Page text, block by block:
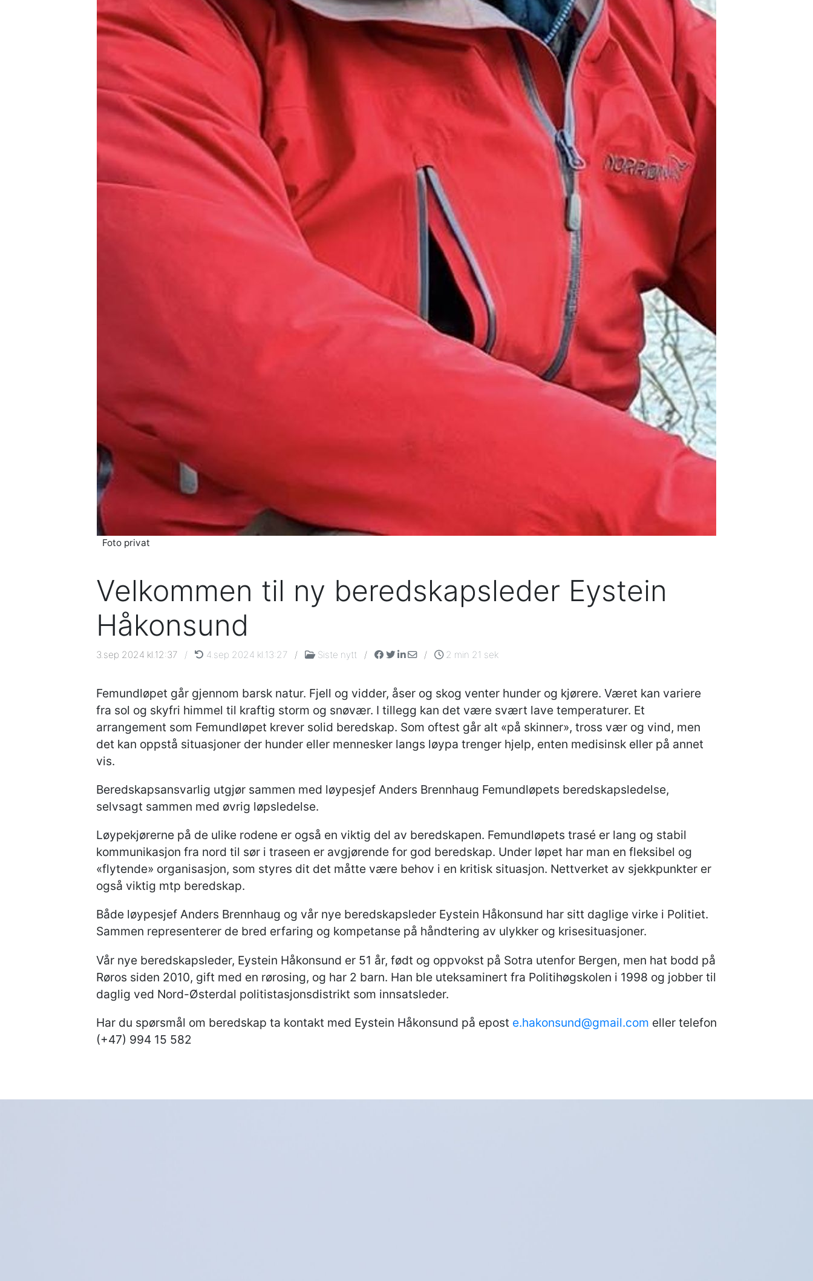
Foto privat
Velkommen til ny beredskapsleder Eystein
Håkonsund
3.sep 2024 kl.12:37 / 4.sep 2024 kl.13:27 / Siste nytt / / 2 min 21 sek
Femundløpet går gjennom barsk natur. Fjell og vidder, åser og skog venter hunder og kjørere. Været kan variere
fra sol og skyfri himmel til kraftig storm og snøvær. I tillegg kan det være svært lave temperaturer. Et
arrangement som Femundløpet krever solid beredskap. Som oftest går alt «på skinner», tross vær og vind, men
det kan oppstå situasjoner der hunder eller mennesker langs løypa trenger hjelp, enten medisinsk eller på annet
vis.
Beredskapsansvarlig utgjør sammen med løypesjef Anders Brennhaug Femundløpets beredskapsledelse,
selvsagt sammen med øvrig løpsledelse.
Løypekjørerne på de ulike rodene er også en viktig del av beredskapen. Femundløpets trasé er lang og stabil
kommunikasjon fra nord til sør i traseen er avgjørende for god beredskap. Under løpet har man en fleksibel og
«flytende» organisasjon, som styres dit det måtte være behov i en kritisk situasjon. Nettverket av sjekkpunkter er
også viktig mtp beredskap.
Både løypesjef Anders Brennhaug og vår nye beredskapsleder Eystein Håkonsund har sitt daglige virke i Politiet.
Sammen representerer de bred erfaring og kompetanse på håndtering av ulykker og krisesituasjoner.
Vår nye beredskapsleder, Eystein Håkonsund er 51 år, født og oppvokst på Sotra utenfor Bergen, men hat bodd på
Røros siden 2010, gift med en rørosing, og har 2 barn. Han ble uteksaminert fra Politihøgskolen i 1998 og jobber til
daglig ved Nord-Østerdal politistasjonsdistrikt som innsatsleder.
Har du spørsmål om beredskap ta kontakt med Eystein Håkonsund på epost e.hakonsund@gmail.com eller telefon
(+47) 994 15 582